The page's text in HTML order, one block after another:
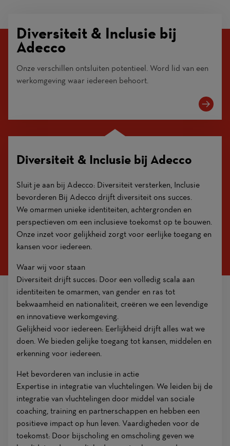
Diversiteit & Inclusie bij
Adecco
Onze verschillen ontsluiten potentieel. Word lid van een
werkomgeving waar iedereen behoort.
Diversiteit & Inclusie bij Adecco
Sluit je aan bij Adecco: Diversiteit versterken, Inclusie
bevorderen Bij Adecco drijft diversiteit ons succes.
We omarmen unieke identiteiten, achtergronden en
perspectieven om een inclusieve toekomst op te bouwen.
Onze inzet voor gelijkheid zorgt voor eerlijke toegang en
kansen voor iedereen.
Waar wij voor staan
Diversiteit drijft succes: Door een volledig scala aan
identiteiten te omarmen, van gender en ras tot
bekwaamheid en nationaliteit, creëren we een levendige
en innovatieve werkomgeving.
Gelijkheid voor iedereen: Eerlijkheid drijft alles wat we
doen. We bieden gelijke toegang tot kansen, middelen en
erkenning voor iedereen.
Het bevorderen van inclusie in actie
Expertise in integratie van vluchtelingen: We leiden bij de
integratie van vluchtelingen door middel van sociale
coaching, training en partnerschappen en hebben een
positieve impact op hun leven. Vaardigheden voor de
toekomst: Door bijscholing en omscholing geven we